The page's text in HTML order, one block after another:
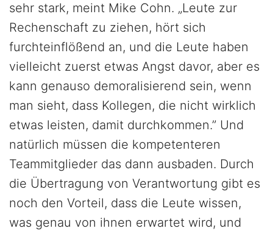
sehr stark, meint Mike Cohn. „Leute zur
Rechenschaft zu ziehen, hört sich
furchteinflößend an, und die Leute haben
vielleicht zuerst etwas Angst davor, aber es
kann genauso demoralisierend sein, wenn
man sieht, dass Kollegen, die nicht wirklich
etwas leisten, damit durchkommen.” Und
natürlich müssen die kompetenteren
Teammitglieder das dann ausbaden. Durch
die Übertragung von Verantwortung gibt es
noch den Vorteil, dass die Leute wissen,
was genau von ihnen erwartet wird, und